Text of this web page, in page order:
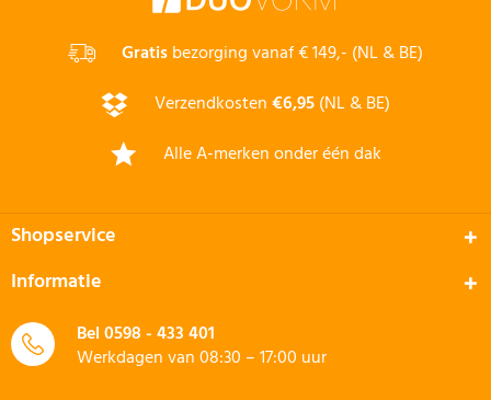
Gratisbezorging vanaf € 149,- (NL & BE)
Verzendkosten€6,95(NL & BE)
Alle A-merken onder één dak
Shopservice
Informatie
Bel0598 - 433 401
Werkdagen van 08:30 – 17:00 uur